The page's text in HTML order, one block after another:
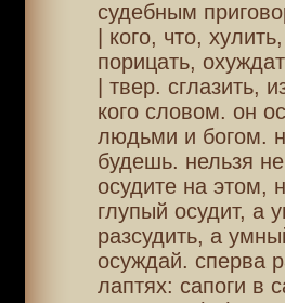
судебным
| кого, что,
порицать,
| твер. сглазить,
кого словом. он
людьми и богом.
будешь. нельзя не
осудите на этом,
глупый осудит, а
разсудить, а
осуждай. сперва
лаптях: сапоги в